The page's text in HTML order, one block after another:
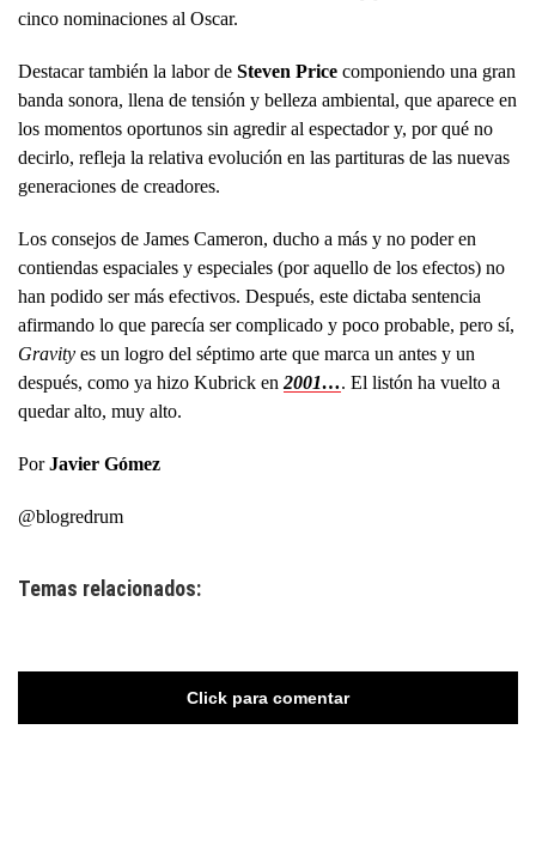
cinco nominaciones al Oscar.
Destacar también la labor de Steven Price componiendo una gran
banda sonora, llena de tensión y belleza ambiental, que aparece en
los momentos oportunos sin agredir al espectador y, por qué no
decirlo, refleja la relativa evolución en las partituras de las nuevas
generaciones de creadores.
Los consejos de James Cameron, ducho a más y no poder en
contiendas espaciales y especiales (por aquello de los efectos) no
han podido ser más efectivos. Después, este dictaba sentencia
afirmando lo que parecía ser complicado y poco probable, pero sí,
Gravity es un logro del séptimo arte que marca un antes y un
después, como ya hizo Kubrick en 2001…. El listón ha vuelto a
quedar alto, muy alto.
PorJavier Gómez
@blogredrum
Temas relacionados:
Click para comentar